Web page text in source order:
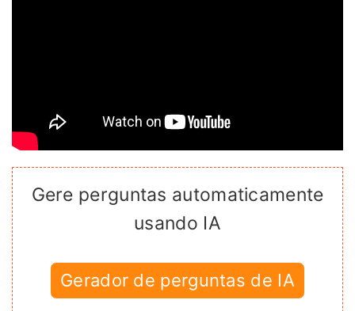
Gere perguntas automaticamente
usando IA
Gerador de perguntas de IA